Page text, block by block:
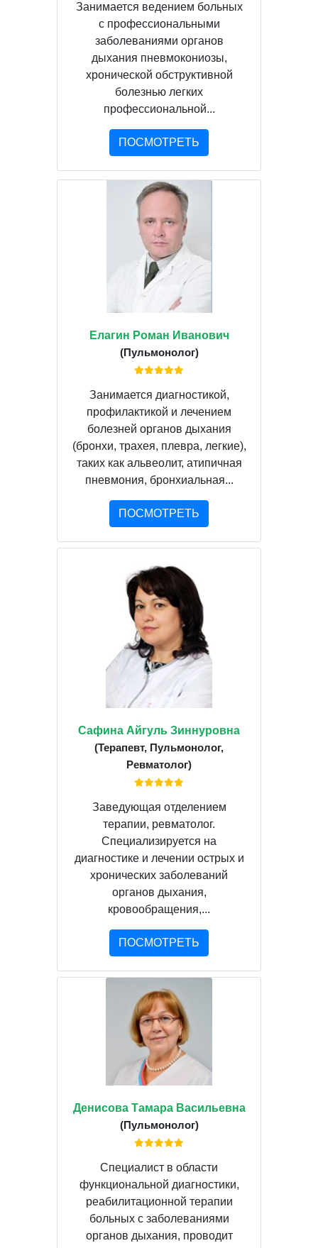
Занимается ведением больных
с профессиональными
заболеваниями органов
дыхания пневмокониозы,
хронической обструктивной
болезнью легких
профессиональной...
ПОСМОТРЕТЬ
Елагин Роман Иванович
(Пульмонолог)
Занимается диагностикой,
профилактикой и лечением
болезней органов дыхания
(бронхи, трахея, плевра, легкие),
таких как альвеолит, атипичная
пневмония, бронхиальная...
ПОСМОТРЕТЬ
Сафина Айгуль Зиннуровна
(Терапевт, Пульмонолог,
Ревматолог)
Заведующая отделением
терапии, ревматолог.
Специализируется на
диагностике и лечении острых и
хронических заболеваний
органов дыхания,
кровообращения,...
ПОСМОТРЕТЬ
Денисова Тамара Васильевна
(Пульмонолог)
Специалист в области
функциональной диагностики,
реабилитационной терапии
больных с заболеваниями
органов дыхания, проводит